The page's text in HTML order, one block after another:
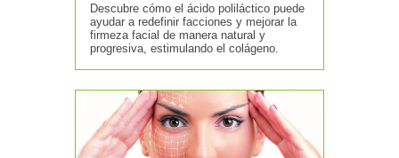
Descubre cómo el ácido poliláctico puede
ayudar a redefinir facciones y mejorar la
firmeza facial de manera natural y
progresiva, estimulando el colágeno.